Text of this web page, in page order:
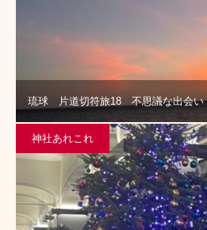
琉球 片道切符旅18 不思議な出会い
神社あれこれ